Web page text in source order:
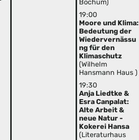
Bochum)
19:00
Moore und Klima:
Bedeutung der
Wiedervernässu
ng für den
Klimaschutz
(Wilhelm
Hansmann Haus )
19:30
Anja Liedtke &
Esra Canpalat:
Alte Arbeit &
neue Natur -
Kokerei Hansa
(Literaturhaus